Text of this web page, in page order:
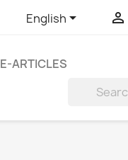
English 
E-ARTICLES